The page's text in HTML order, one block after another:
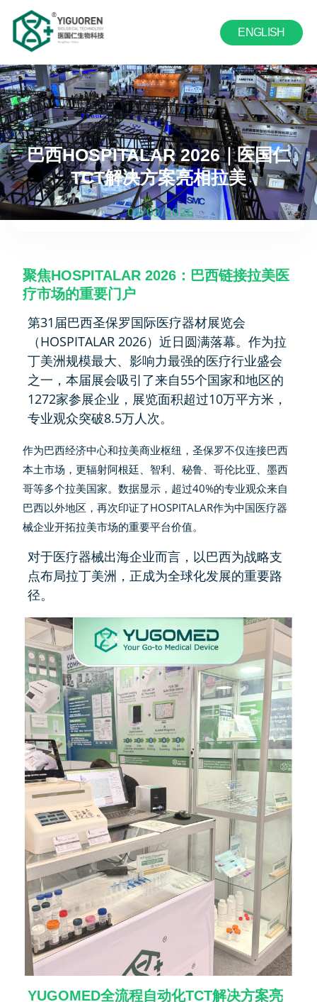
容
ENGLISH
巴西HOSPITALAR 2026｜医国仁
TCT解决方案亮相拉美
06/03/2026
聚焦HOSPITALAR 2026：巴西链接拉美医
疗市场的重要门户
第31届巴西圣保罗国际医疗器材展览会
（HOSPITALAR 2026）近日圆满落幕。作为拉
丁美洲规模最大、影响力最强的医疗行业盛会
之一，本届展会吸引了来自55个国家和地区的
1272家参展企业，展览面积超过10万平方米，
专业观众突破8.5万人次。
作为巴西经济中心和拉美商业枢纽，圣保罗不仅连接巴西
本土市场，更辐射阿根廷、智利、秘鲁、哥伦比亚、墨西
哥等多个拉美国家。数据显示，超过40%的专业观众来自
巴西以外地区，再次印证了HOSPITALAR作为中国医疗器
械企业开拓拉美市场的重要平台价值。
对于医疗器械出海企业而言，以巴西为战略支
点布局拉丁美洲，正成为全球化发展的重要路
径。
YUGOMED全流程自动化TCT解决方案亮